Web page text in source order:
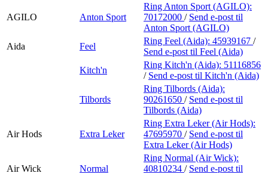
AGILO Anton Sport
Ring Anton Sport (AGILO):
70172000 / Send e-post til
Anton Sport (AGILO)
Aida
Feel
Ring Feel (Aida): 45939167 /
Send e-post til Feel (Aida)
Kitch'n
Ring Kitch'n (Aida): 51116856
/ Send e-post til Kitch'n (Aida)
Tilbords
Ring Tilbords (Aida):
90261650 / Send e-post til
Tilbords (Aida)
Air Hods Extra Leker
Ring Extra Leker (Air Hods):
47695970 / Send e-post til
Extra Leker (Air Hods)
Air Wick Normal
Ring Normal (Air Wick):
40810234 / Send e-post til